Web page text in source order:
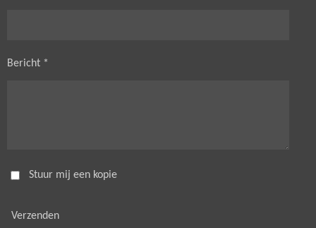
Bericht *
Stuur mij een kopie
Verzenden